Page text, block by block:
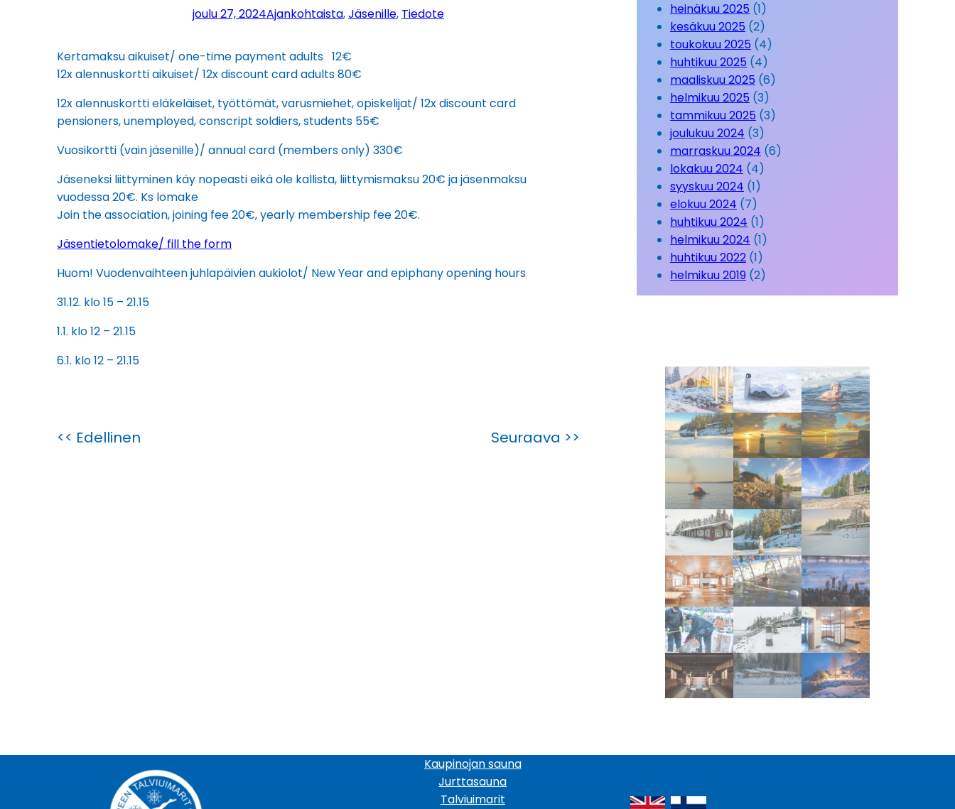
joulu 27, 2024Ajankohtaista, Jäsenille, Tiedote
Kertamaksu aikuiset/ one-time payment adults 12€
12x alennuskortti aikuiset/ 12x discount card adults 80€
12x alennuskortti eläkeläiset, työttömät, varusmiehet, opiskelijat/ 12x discount card
pensioners, unemployed, conscript soldiers, students 55€
Vuosikortti (vain jäsenille)/ annual card (members only) 330€
Jäseneksi liittyminen käy nopeasti eikä ole kallista, liittymismaksu 20€ ja jäsenmaksu
vuodessa 20€. Ks lomake
Join the association, joining fee 20€, yearly membership fee 20€.
Jäsentietolomake/ fill the form
Huom! Vuodenvaihteen juhlapäivien aukiolot/ New Year and epiphany opening hours
31.12. klo 15 – 21.15
1.1. klo 12 – 21.15
6.1. klo 12 – 21.15
<< Edellinen Seuraava >>
heinäkuu 2025 (1)
kesäkuu 2025 (2)
toukokuu 2025 (4)
huhtikuu 2025 (4)
maaliskuu 2025 (6)
helmikuu 2025 (3)
tammikuu 2025 (3)
joulukuu 2024 (3)
marraskuu 2024 (6)
lokakuu 2024 (4)
syyskuu 2024 (1)
elokuu 2024 (7)
huhtikuu 2024 (1)
helmikuu 2024 (1)
huhtikuu 2022 (1)
helmikuu 2019 (2)
Kaupinojan sauna
Jurttasauna
Talviuimarit